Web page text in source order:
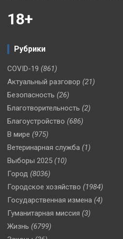
18+
Рубрики
COVID-19 (861)
Актуальный разговор (21)
Безопасность (26)
Благотворительность (2)
Благоустройство (686)
В мире (975)
Ветеринарная служба (1)
Выборы 2025 (10)
Город (8036)
Городское хозяйство (1984)
Государственная измена (4)
Гуманитарная миссия (3)
Жизнь (6799)